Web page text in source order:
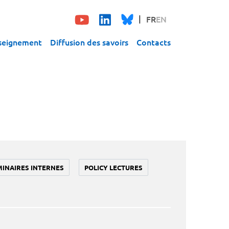
FREN
Diffusion des savoirs Contacts
INTERNES POLICY LECTURES